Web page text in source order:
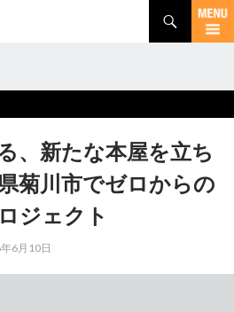
、新たな本屋を立ち
菊川市でゼロからの
ジェクト
6月10日